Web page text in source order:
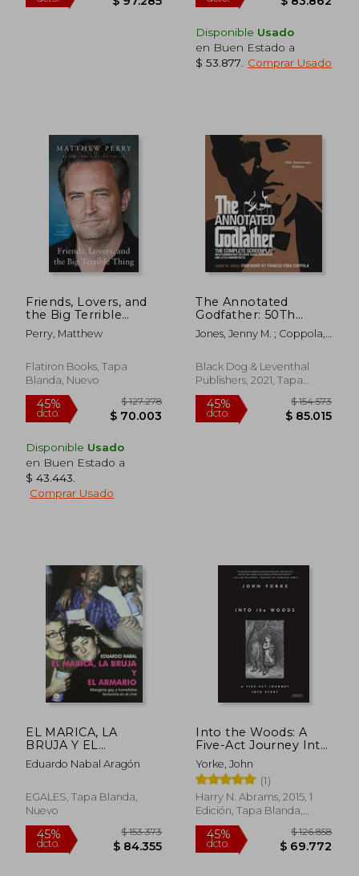
45%
dcto.
$ 176.882
$ 97.285
45%
dcto.
$
$
Disponible Usado
en Buen Estado a
$ 53.877
Comprar Usado
Friends, Lovers, and
the Big Terrible
Thing: A Memoir (en
Inglés)
Perry, Matthew
Flatiron Books, Tapa
Blanda, Nuevo
Disponible Usado
en Buen Estado a
$ 43.443
Comprar Usado
The Annotated
Godfather: 50Th
Anniversary Edition
With the Complete
Commentary on
Every Scene,
Known Facts (en
Inglés)
Jones, Jenny M. ; Coppola,
Black Dog & Leventhal
Publishers, 2021, Tapa
Dura, Nuevo
EL MARICA, LA
BRUJA Y EL
ARMARIO: misoginia
gay y homofobia
Eduardo Nabal Aragón
EGALES, Tapa Blanda,
Nuevo
Into the Woods: A
Five-Act Journey Into
Story (en Inglés)
Yorke, John
(1)
Harry N. Abrams, 2015, 1
Edición, Tapa Blanda,
Nuevo